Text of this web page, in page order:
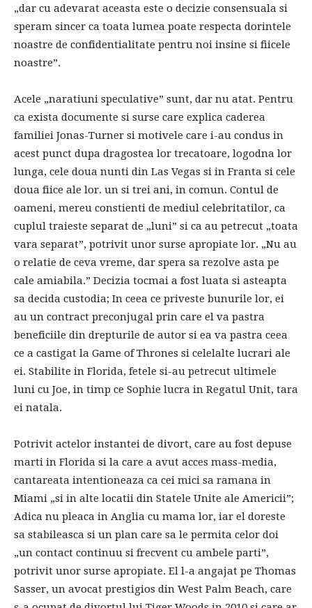
„dar cu adevarat aceasta este o decizie consensuala si
speram sincer ca toata lumea poate respecta dorintele
noastre de confidentialitate pentru noi insine si fiicele
noastre”.
Acele „naratiuni speculative” sunt, dar nu atat. Pentru
ca exista documente si surse care explica caderea
familiei Jonas-Turner si motivele care i-au condus in
acest punct dupa dragostea lor trecatoare, logodna lor
lunga, cele doua nunti din Las Vegas si in Franta si cele
doua fiice ale lor. un si trei ani, in comun. Contul de
oameni, mereu constienti de mediul celebritatilor, ca
cuplul traieste separat de „luni” si ca au petrecut „toata
vara separat”, potrivit unor surse apropiate lor. „Nu au
o relatie de ceva vreme, dar spera sa rezolve asta pe
cale amiabila.” Decizia tocmai a fost luata si asteapta
sa decida custodia; In ceea ce priveste bunurile lor, ei
au un contract preconjugal prin care el va pastra
beneficiile din drepturile de autor si ea va pastra ceea
ce a castigat la Game of Thrones si celelalte lucrari ale
ei. Stabilite in Florida, fetele si-au petrecut ultimele
luni cu Joe, in timp ce Sophie lucra in Regatul Unit, tara
ei natala.
Potrivit actelor instantei de divort, care au fost depuse
marti in Florida si la care a avut acces mass-media,
cantareata intentioneaza ca cei mici sa ramana in
Miami „si in alte locatii din Statele Unite ale Americii”;
Adica nu pleaca in Anglia cu mama lor, iar el doreste
sa stabileasca si un plan care sa le permita celor doi
„un contact continuu si frecvent cu ambele parti”,
potrivit unor surse apropiate. El l-a angajat pe Thomas
Sasser, un avocat prestigios din West Palm Beach, care